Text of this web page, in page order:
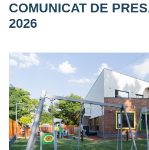
COMUNICAT DE
2026